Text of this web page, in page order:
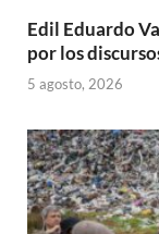
Edil Eduardo
por los
5 agosto, 2026